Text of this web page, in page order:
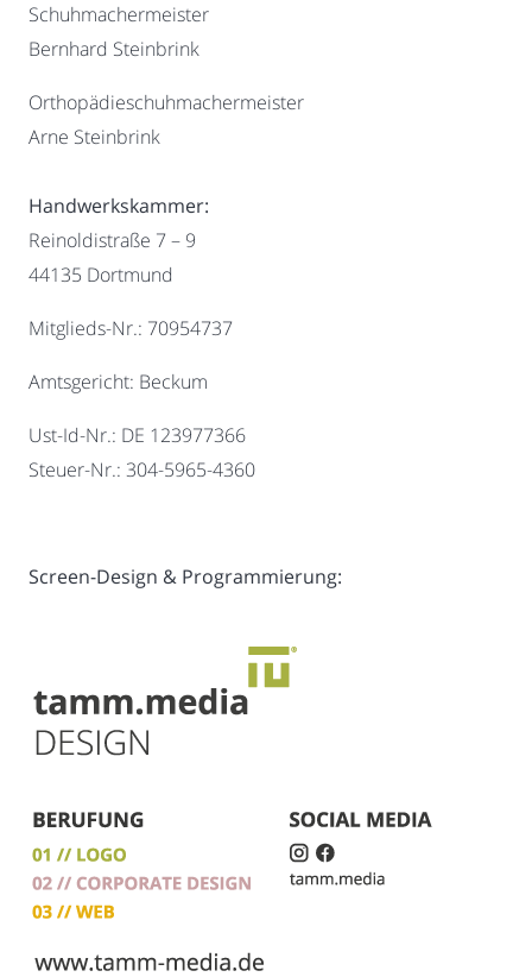
Schuhmachermeister
Bernhard Steinbrink
Orthopädieschuhmachermeister
Arne Steinbrink
Handwerkskammer:
Reinoldistraße 7 – 9
44135 Dortmund
Mitglieds-Nr.: 70954737
Amtsgericht: Beckum
Ust-Id-Nr.: DE 123977366
Steuer-Nr.: 304-5965-4360
Screen-Design & Programmierung: